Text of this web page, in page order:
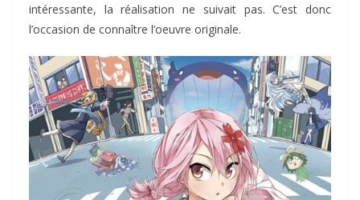
intéressante, la réalisation ne suivait pas. C’est donc
l’occasion de connaître l’oeuvre originale.